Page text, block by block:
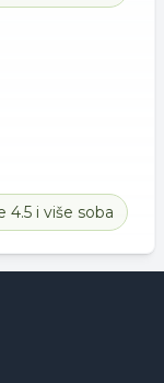
4.5 i više soba